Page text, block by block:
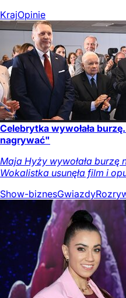
KrajOpinie
Celebrytka wywołała
nagrywać"
Maja Hyży wywołała
Wokalistka usunęła film i
Show-biznesGwiazdy